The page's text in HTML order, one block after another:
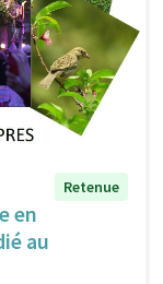
en
au
Retenue